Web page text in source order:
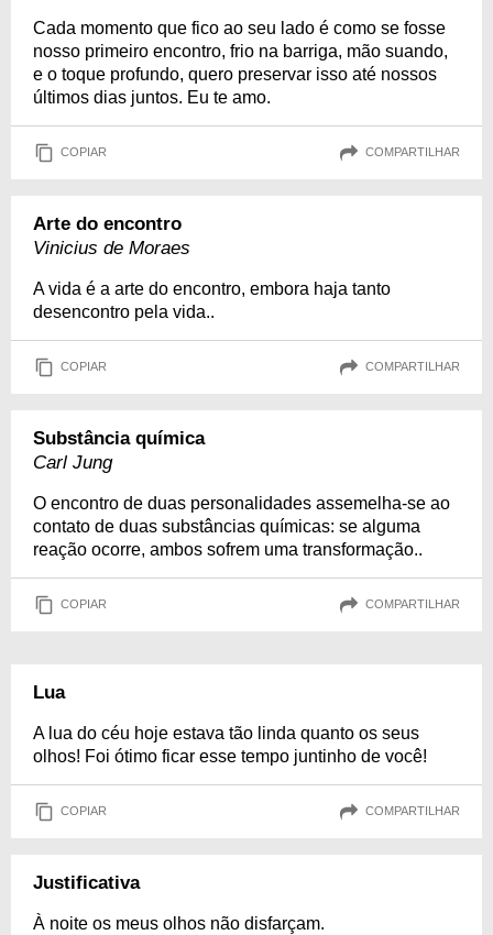
Cada momento que fico ao seu lado é como se fosse
nosso primeiro encontro, frio na barriga, mão suando,
e o toque profundo, quero preservar isso até nossos
últimos dias juntos. Eu te amo.
COPIAR COMPARTILHAR
Arte do encontro
Vinicius de Moraes
A vida é a arte do encontro, embora haja tanto
desencontro pela vida..
COPIAR COMPARTILHAR
Substância química
Carl Jung
O encontro de duas personalidades assemelha-se ao
contato de duas substâncias químicas: se alguma
reação ocorre, ambos sofrem uma transformação..
COPIAR COMPARTILHAR
Lua
A lua do céu hoje estava tão linda quanto os seus
olhos! Foi ótimo ficar esse tempo juntinho de você!
COPIAR COMPARTILHAR
Justificativa
À noite os meus olhos não disfarçam.